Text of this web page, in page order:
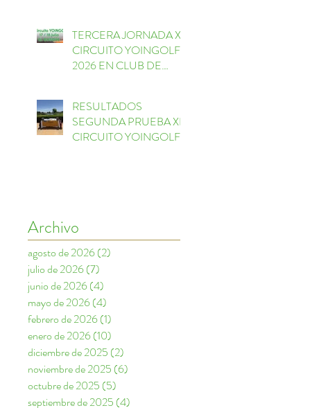
TERCERA JORNADA XI
CIRCUITO YOINGOLF
2026 EN CLUB DE
RESULTADOS
SEGUNDA PRUEBA XI
CIRCUITO YOINGOLF
Archivo
agosto de 2026(2)
julio de 2026(7)
junio de 2026(4)
mayo de 2026(4)
febrero de 2026(1)
enero de 2026(10)
diciembre de 2025 (2)
noviembre de 2025 (6)
octubre de 2025 (5)
septiembre de 2025 (4)